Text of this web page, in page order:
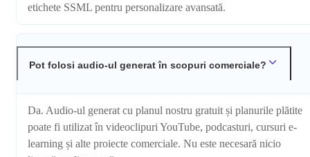
etichete SSML pentru personalizare avansată.
Pot folosi audio-ul generat în scopuri comerciale?
Da. Audio-ul generat cu planul nostru gratuit și planurile plătite
poate fi utilizat în videoclipuri YouTube, podcasturi, cursuri e-
learning și alte proiecte comerciale. Nu este necesară nicio